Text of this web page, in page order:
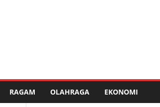
RAGAM OLAHRAGA EKONOMI